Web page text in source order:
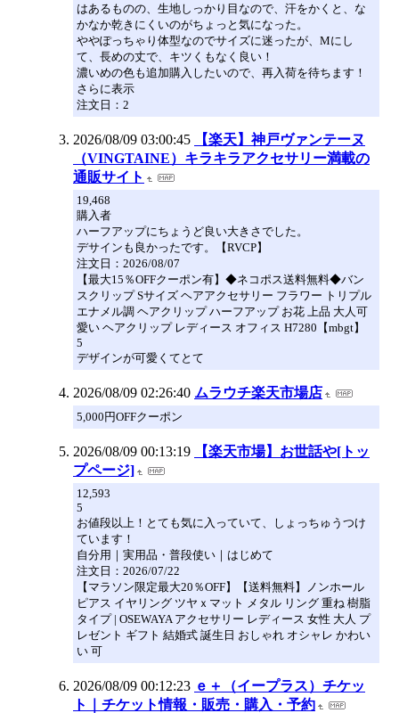
はあるものの、生地しっかり目なので、汗をかくと、な
かなか乾きにくいのがちょっと気になった。
ややぽっちゃり体型なのでサイズに迷ったが、Mにし
て、長めの丈で、キツくもなく良い！
濃いめの色も追加購入したいので、再入荷を待ちます！
さらに表示
注文日：2
2026/08/09 03:00:45
【楽天】神戸ヴァンテーヌ
（VINGTAINE）キラキラアクセサリー満載の
通販サイト
19,468
購入者
ハーフアップにちょうど良い大きさでした。
デサインも良かったです。【RVCP】
注文日：2026/08/07
【最大15％OFFクーポン有】◆ネコポス送料無料◆バン
スクリップ Sサイズ ヘアアクセサリー フラワー トリプル
エナメル調 ヘアクリップ ハーフアップ お花 上品 大人可
愛い ヘアクリップ レディース オフィス H7280【mbgt】
5
デザインが可愛くてとて
2026/08/09 02:26:40 ムラウチ楽天市場店
5,000円OFFクーポン
2026/08/09 00:13:19
【楽天市場】お世話や[トッ
プページ]
12,593
5
お値段以上！とても気に入っていて、しょっちゅうつけ
ています！
自分用｜実用品・普段使い｜はじめて
注文日：2026/07/22
【マラソン限定最大20％OFF】【送料無料】ノンホール
ピアス イヤリング ツヤｘマット メタル リング 重ね 樹脂
タイプ | OSEWAYA アクセサリー レディース 女性 大人 プ
レゼント ギフト 結婚式 誕生日 おしゃれ オシャレ かわい
い 可
2026/08/09 00:12:23 ｅ＋（イープラス）チケッ
ト｜チケット情報・販売・購入・予約